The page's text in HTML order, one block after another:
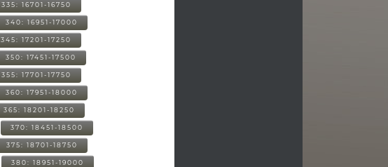
335: 16701-16750
340: 16951-17000
345: 17201-17250
350: 17451-17500
355: 17701-17750
360: 17951-18000
365: 18201-18250
370: 18451-18500
375: 18701-18750
380: 18951-19000